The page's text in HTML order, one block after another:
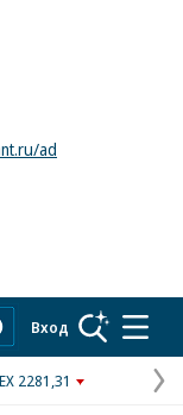
ad
Вход
2281,31